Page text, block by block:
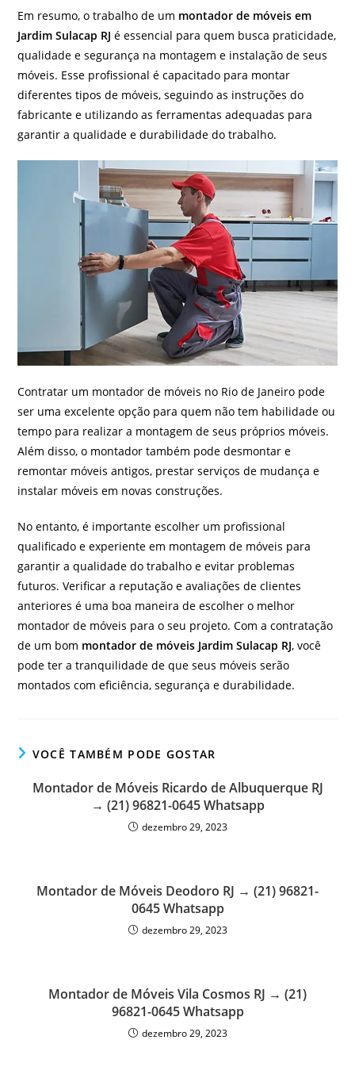
Em resumo, o trabalho de um montador de móveis em
Jardim Sulacap RJ é essencial para quem busca praticidade,
qualidade e segurança na montagem e instalação de seus
móveis. Esse profissional é capacitado para montar
diferentes tipos de móveis, seguindo as instruções do
fabricante e utilizando as ferramentas adequadas para
garantir a qualidade e durabilidade do trabalho.
Contratar um montador de móveis no Rio de Janeiro pode
ser uma excelente opção para quem não tem habilidade ou
tempo para realizar a montagem de seus próprios móveis.
Além disso, o montador também pode desmontar e
remontar móveis antigos, prestar serviços de mudança e
instalar móveis em novas construções.
No entanto, é importante escolher um profissional
qualificado e experiente em montagem de móveis para
garantir a qualidade do trabalho e evitar problemas
futuros. Verificar a reputação e avaliações de clientes
anteriores é uma boa maneira de escolher o melhor
montador de móveis para o seu projeto. Com a contratação
de um bom montador de móveis Jardim Sulacap RJ, você
pode ter a tranquilidade de que seus móveis serão
montados com eficiência, segurança e durabilidade.
VOCÊ TAMBÉM PODE GOSTAR
Montador de Móveis Ricardo de Albuquerque RJ
→ (21) 96821-0645 Whatsapp
dezembro 29, 2023
Montador de Móveis Deodoro RJ → (21) 96821-
0645 Whatsapp
dezembro 29, 2023
Montador de Móveis Vila Cosmos RJ → (21)
96821-0645 Whatsapp
dezembro 29, 2023